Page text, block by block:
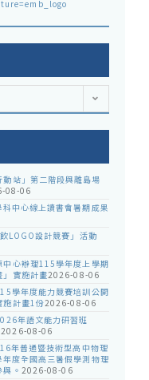
站」第二階段與離島場
08-06
中心線上讀書會暑期成果
LOGO設計競賽」活動
中心辦理115學年度上學期
」實施計畫2026-08-06
學年度能力競賽培訓公開
施計畫1份2026-08-06
年語文能力研習班
2026-08-06
年普通暨技術型高中物理
度全國高三暑假學測物理
。 2026-08-06